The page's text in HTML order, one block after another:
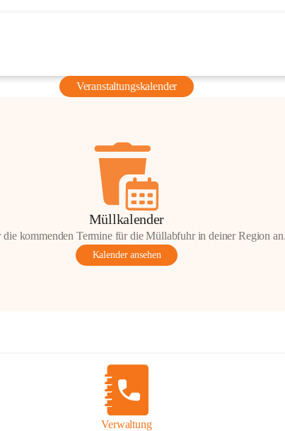
Veranstaltungskalender
Müllkalender
die kommenden Termine für die Müllabfuhr in deiner Region an.
Kalender ansehen
Verwaltung